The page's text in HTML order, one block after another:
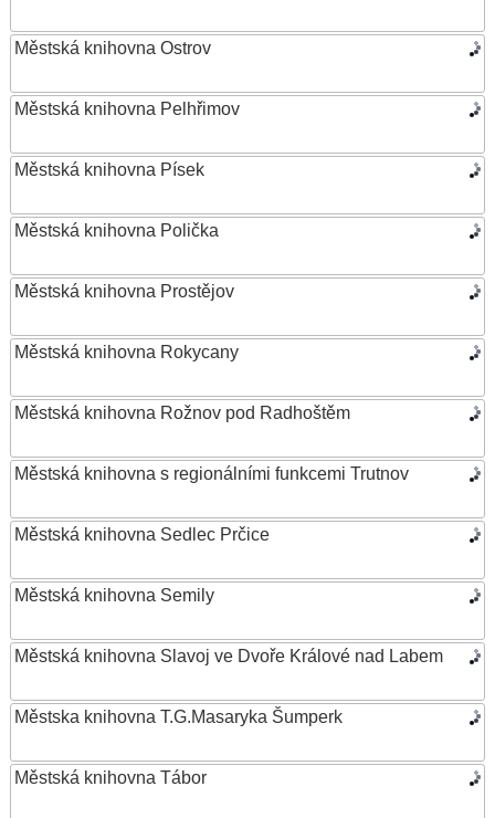
Městská knihovna Ostrov
Městská knihovna Pelhřimov
Městská knihovna Písek
Městská knihovna Polička
Městská knihovna Prostějov
Městská knihovna Rokycany
Městská knihovna Rožnov pod Radhoštěm
Městská knihovna s regionálními funkcemi Trutnov
Městská knihovna Sedlec Prčice
Městská knihovna Semily
Městská knihovna Slavoj ve Dvoře Králové nad Labem
Městska knihovna T.G.Masaryka Šumperk
Městská knihovna Tábor